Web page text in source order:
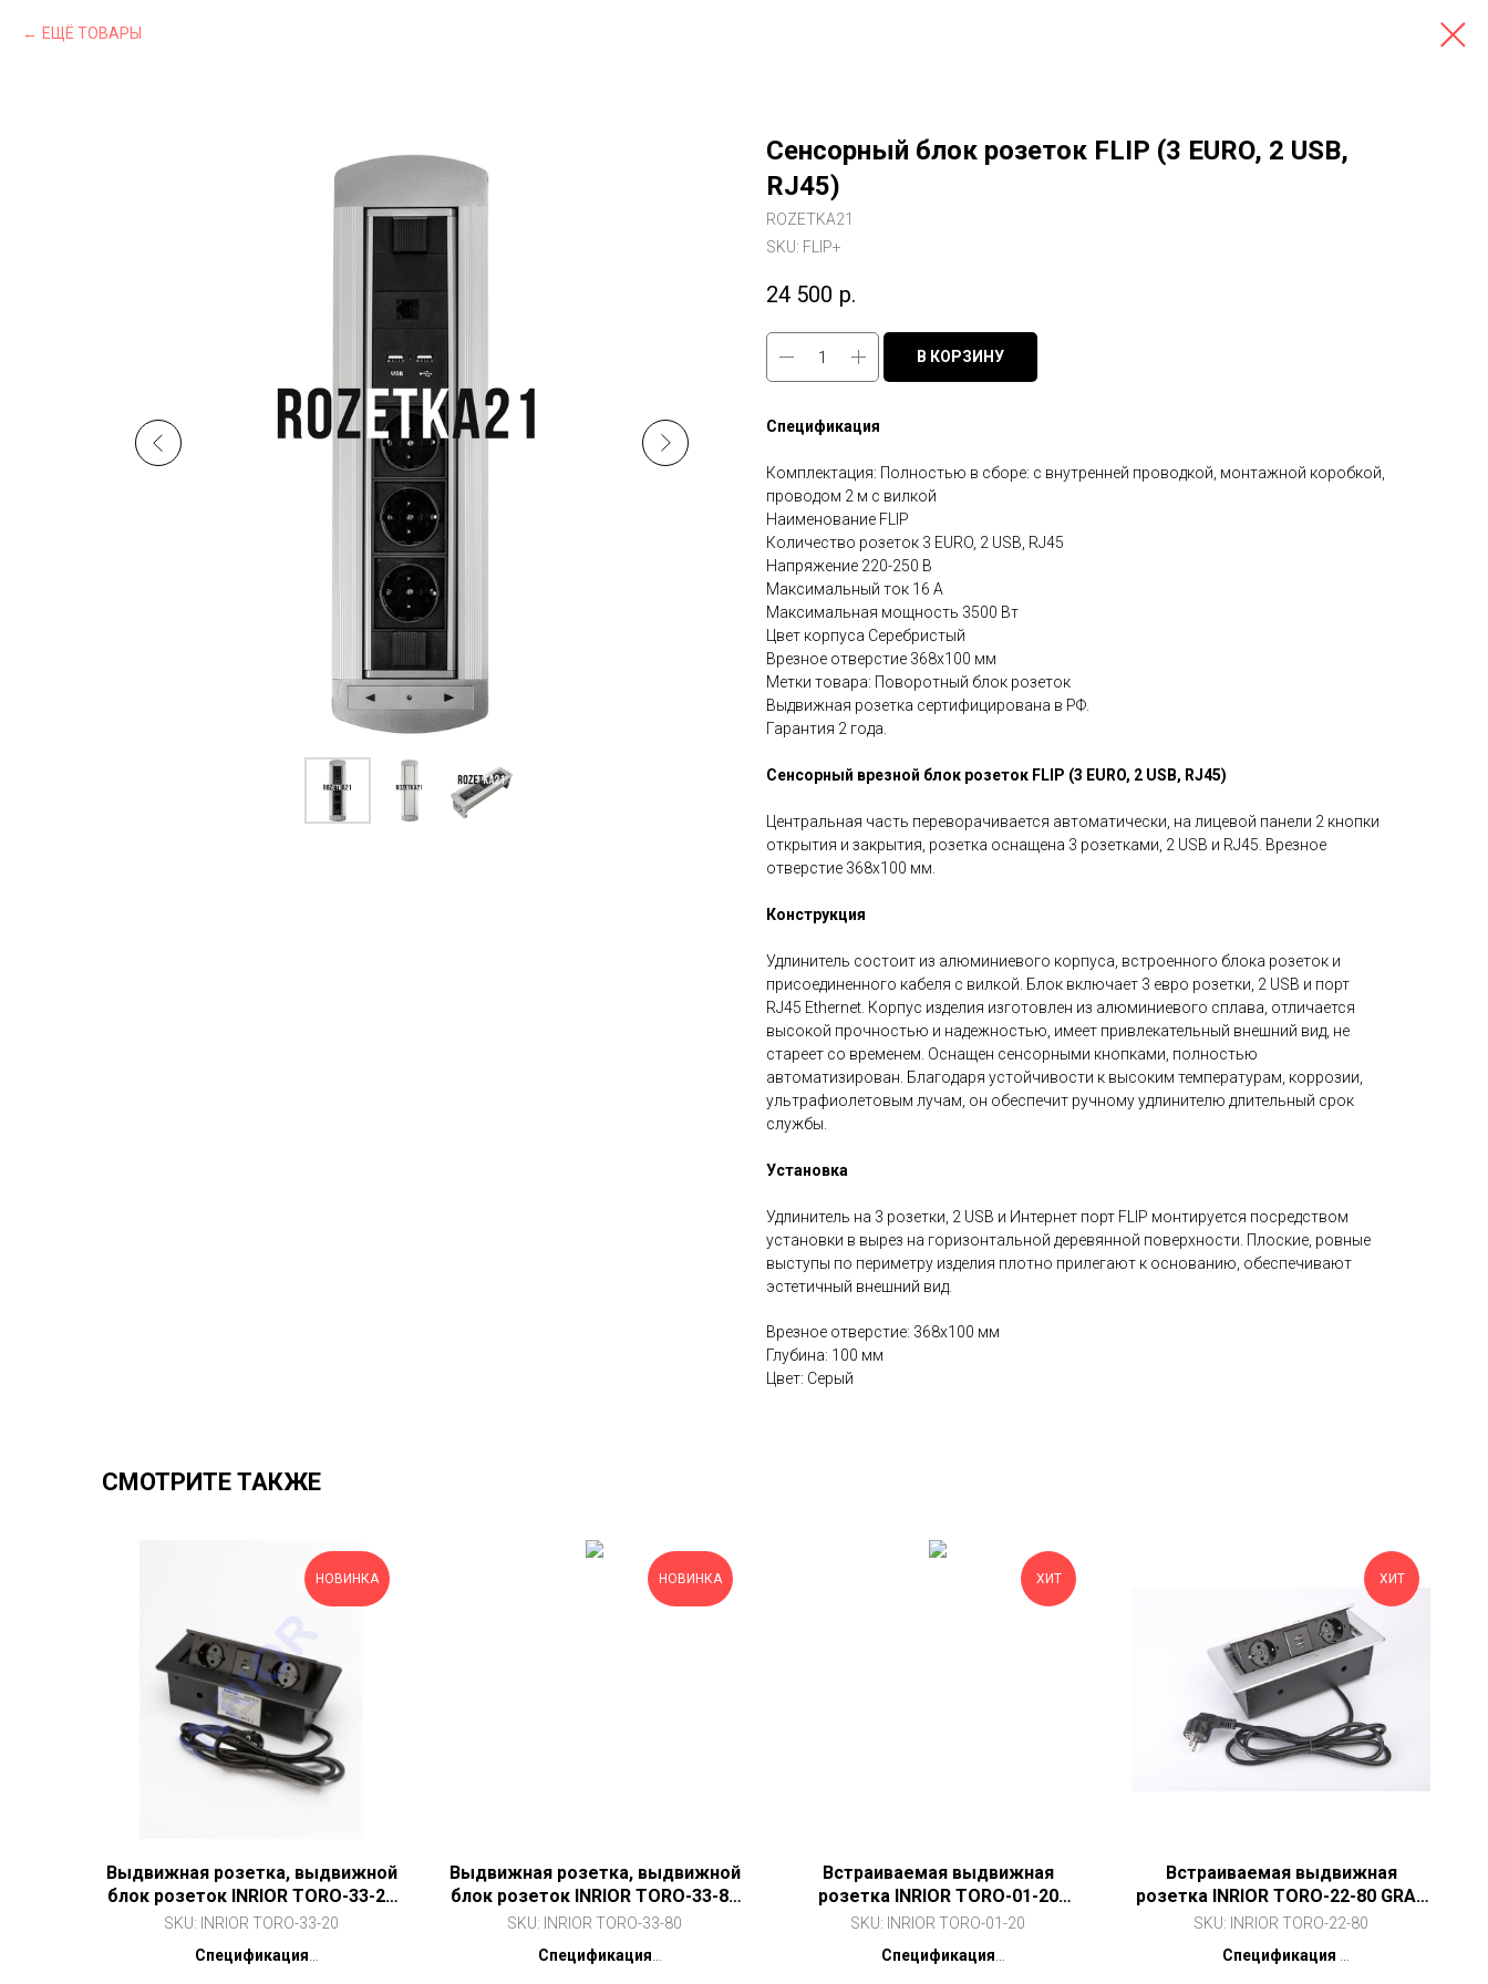
ЕЩЁ ТОВАРЫ
Сенсорный блок розеток FLIP (3 EURO, 2 USB,
RJ45)
ROZETKA21
SKU: FLIP+
24 500 р.
В КОРЗИНУ
Спецификация
Комплектация: Полностью в сборе: с внутренней проводкой, монтажной коробкой,
проводом 2 м с вилкой
Наименование FLIP
Количество розеток 3 EURO, 2 USB, RJ45
Напряжение 220-250 В
Максимальный ток 16 А
Максимальная мощность 3500 Вт
Цвет корпуса Серебристый
Врезное отверстие 368х100 мм
Метки товара: Поворотный блок розеток
Выдвижная розетка сертифицирована в РФ.
Гарантия 2 года.
Сенсорный врезной блок розеток FLIP (3 EURO, 2 USB, RJ45)
Центральная часть переворачивается автоматически, на лицевой панели 2 кнопки
открытия и закрытия, розетка оснащена 3 розетками, 2 USB и RJ45. Врезное
отверстие 368х100 мм.
Конструкция
Удлинитель состоит из алюминиевого корпуса, встроенного блока розеток и
присоединенного кабеля с вилкой. Блок включает 3 евро розетки, 2 USB и порт
RJ45 Ethernet. Корпус изделия изготовлен из алюминиевого сплава, отличается
высокой прочностью и надежностью, имеет привлекательный внешний вид, не
стареет со временем. Оснащен сенсорными кнопками, полностью
автоматизирован. Благодаря устойчивости к высоким температурам, коррозии,
ультрафиолетовым лучам, он обеспечит ручному удлинителю длительный срок
службы.
Установка
Удлинитель на 3 розетки, 2 USB и Интернет порт FLIP монтируется посредством
установки в вырез на горизонтальной деревянной поверхности. Плоские, ровные
выступы по периметру изделия плотно прилегают к основанию, обеспечивают
эстетичный внешний вид.
Врезное отверстие: 368х100 мм
Глубина: 100 мм
Цвет: Серый
СМОТРИТЕ ТАКЖЕ
НОВИНКА
Выдвижная розетка, выдвижной
блок розеток INRIOR TORO-33-20
(черный, 2 EURO розетки, 2 USB C
SKU: INRIOR TORO-33-20
Спецификация
НОВИНКА
Выдвижная розетка, выдвижной
блок розеток INRIOR TORO-33-80
(серебристый, 2 EURO розетки, 2
SKU: INRIOR TORO-33-80
Спецификация
ХИТ
Встраиваемая выдвижная
розетка INRIOR TORO-01-20
BLACK (чёрная, на 3 розетки)
SKU: INRIOR TORO-01-20
Спецификация
ХИТ
Встраиваемая выдвижная
розетка INRIOR TORO-22-80 GRAY
(серебристая, на 2 розетки, 2
SKU: INRIOR TORO-22-80
Спецификация